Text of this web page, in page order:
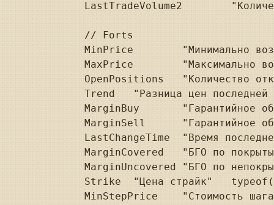
LastTradeVolume2	"Количество контрактов в последней сделке"	typeof(decimal));
// Forts
MinPrice	"Минимально возможная цена"	typeof(decimal));
MaxPrice	"Максимально возможная цена"	typeof(decimal));
OpenPositions	"Количество открытых позиций"	typeof(decimal));
Trend	"Разница цен последней и предыдущей сделок"	typeof(decimal));
MarginBuy	"Гарантийное обеспечение покупателя"	typeof(decimal));
MarginSell	"Гарантийное обеспечение продавца"	typeof(decimal));
LastChangeTime	"Время последнего изменения"	typeof(DateTime));
MarginCovered	"БГО по покрытым позициям"	typeof(decimal));
MarginUncovered	"БГО по непокрытым позициям"	typeof(decimal));
Strike	"Цена страйк"	typeof(decimal));
MinStepPrice	"Стоимость шага цены"	typeof(decimal));